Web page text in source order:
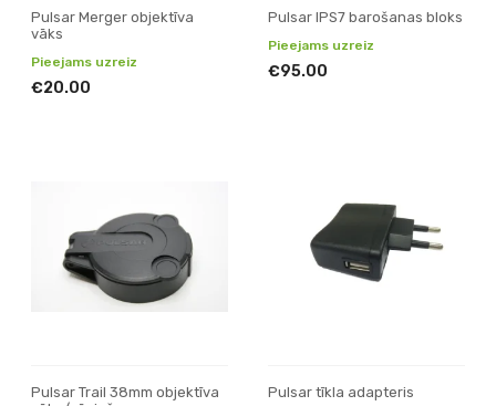
Pulsar Merger objektīva
vāks
Pieejams uzreiz
€20.00
Pulsar IPS7 barošanas bloks
Pieejams uzreiz
€95.00
Pulsar Trail 38mm objektīva
Pulsar tīkla adapteris